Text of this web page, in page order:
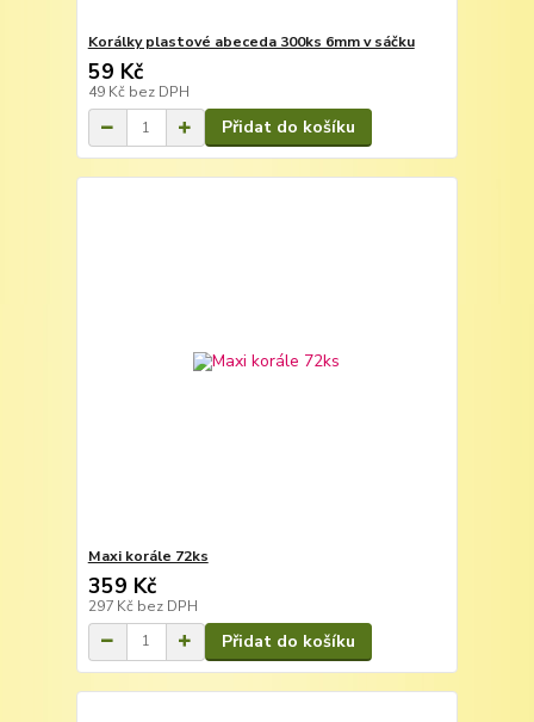
Korálky plastové abeceda 300ks 6mm v sáčku
59 Kč
49 Kč bez DPH
Přidat do košíku
Maxi korále 72ks
359 Kč
297 Kč bez DPH
Přidat do košíku